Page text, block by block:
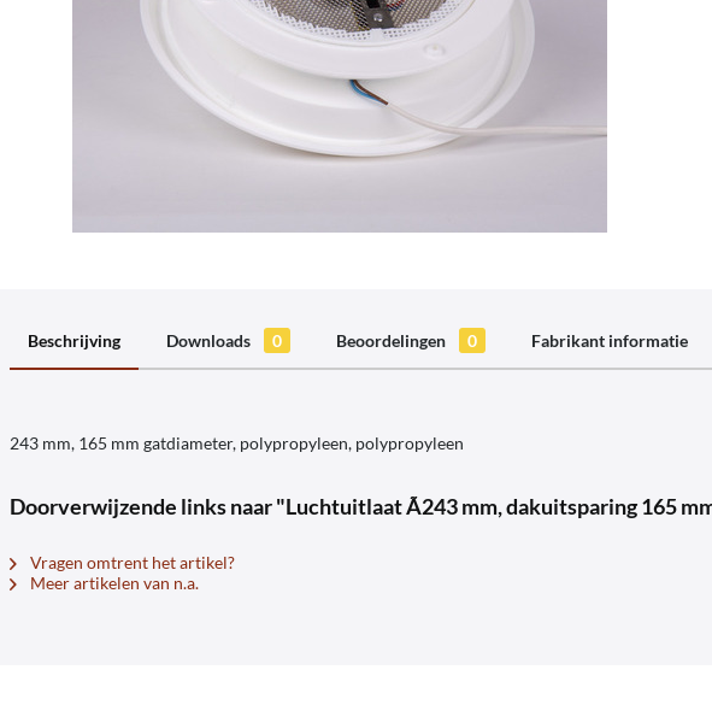
Beschrijving Downloads 0 Beoordelingen 0 Fabrikant informatie
243 mm, 165 mm gatdiameter, polypropyleen, polypropyleen
Doorverwijzende links naar "Luchtuitlaat Ã243 mm, dakuitsparing 165
Vragen omtrent het artikel?
Meer artikelen van n.a.